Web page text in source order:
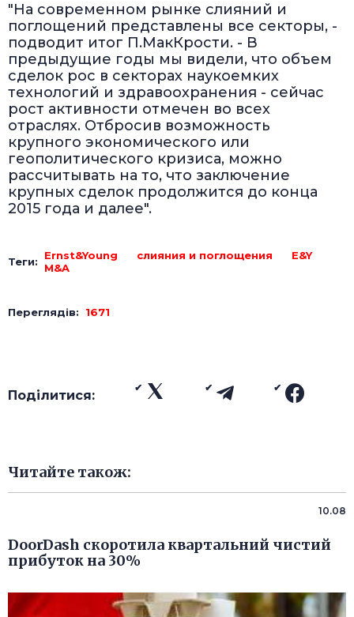
"На современном рынке слияний и
поглощений представлены все секторы, -
подводит итог П.МакКрости. - В
предыдущие годы мы видели, что объем
сделок рос в секторах наукоемких
технологий и здравоохранения - сейчас
рост активности отмечен во всех
отраслях. Отбросив возможность
крупного экономического или
геополитического кризиса, можно
рассчитывать на то, что заключение
крупных сделок продолжится до конца
2015 года и далее".
Теги: Ernst&Young слияния и поглощения
E&Y
M&A
Переглядів: 1671
Поділитися:
Читайте також:
10.08
DoorDash скоротила квартальний чистий
прибуток на 30%